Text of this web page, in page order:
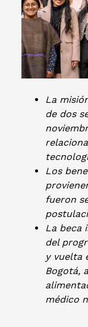
La
de dos
Los
fueron
La beca
del
y vuelta
Bogotá,
médico